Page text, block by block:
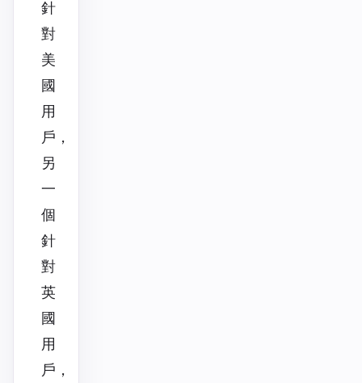
針
對
美
國
用
戶，
另
一
個
針
對
英
國
用
戶，